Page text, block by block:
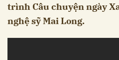
trình Câu chuyện ngày
nghệ sỹ Mai Long.